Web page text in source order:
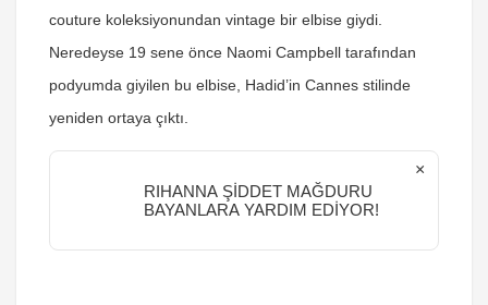
couture koleksiyonundan vintage bir elbise giydi.
Neredeyse 19 sene önce Naomi Campbell tarafından
podyumda giyilen bu elbise, Hadid’in Cannes stilinde
yeniden ortaya çıktı.
RIHANNA ŞİDDET MAĞDURU
BAYANLARA YARDIM EDİYOR!
×